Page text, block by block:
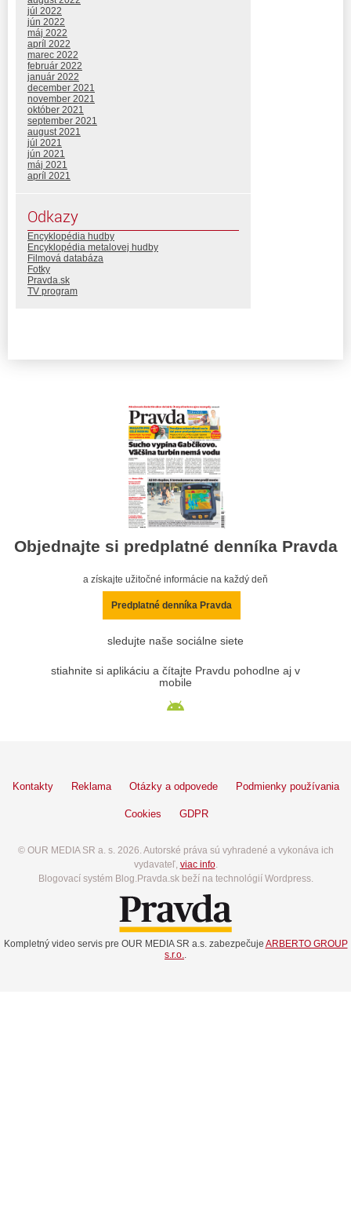
júl 2022
jún 2022
máj 2022
apríl 2022
marec 2022
február 2022
január 2022
december 2021
november 2021
október 2021
september 2021
august 2021
júl 2021
jún 2021
máj 2021
apríl 2021
Odkazy
Encyklopédia hudby
Encyklopédia metalovej hudby
Filmová databáza
Fotky
Pravda.sk
TV program
Objednajte si predplatné denníka Pravda
a získajte užitočné informácie na každý deň
Predplatné denníka Pravda
sledujte naše sociálne siete
stiahnite si aplikáciu a čítajte Pravdu pohodlne aj v
mobile
Kontakty Reklama Otázky a odpovede Podmienky používania
Cookies GDPR
© OUR MEDIA SR a. s. 2026. Autorské práva sú vyhradené a vykonáva ich
vydavateľ, viac info.
Blogovací systém Blog.Pravda.sk beží na technológií Wordpress.
Kompletný video servis pre OUR MEDIA SR a.s. zabezpečuje ARBERTO GROUP
s.r.o..